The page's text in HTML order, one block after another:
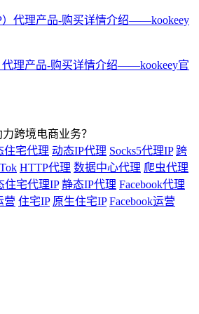
代理产品-购买详情介绍——kookeey官
住宅代理 动态IP代理 Socks5代理IP 跨
HTTP代理 数据中心代理 爬虫代理
住宅代理IP 静态IP代理 Facebook代理
营 住宅IP 原生住宅IP Facebook运营